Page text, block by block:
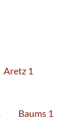
Aretz 1
Baums 1